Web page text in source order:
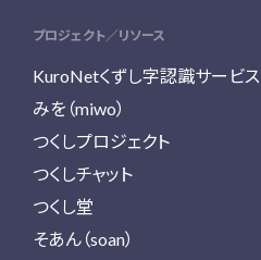
プロジェクト／リソース
KuroNetくずし字認識サービス
みを（miwo）
つくしプロジェクト
つくしチャット
つくし堂
そあん（soan）